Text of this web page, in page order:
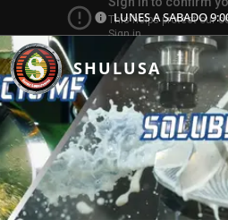
LUNES A SABADO
SHULUSA